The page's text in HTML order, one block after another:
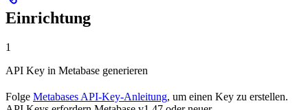
Einrichtung
1
API Key in Metabase generieren
Folge Metabases API-Key-Anleitung, um einen Key zu erstellen.